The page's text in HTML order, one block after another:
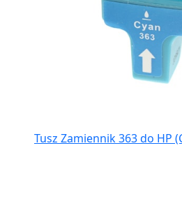
Tusz Zamiennik 363 do HP